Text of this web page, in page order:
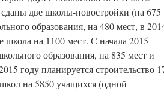
две школы-новостройки (на 675
образования, на 480 мест, в
школа на 1100 мест. С начала 2015
образования, на 835 мест и
году планируется строительство
на 5850 учащихся (одной